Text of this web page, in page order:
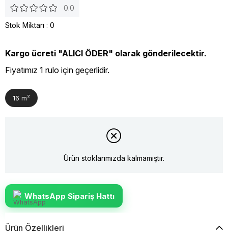
0.0
Stok Miktarı : 0
Kargo ücreti "ALICI ÖDER" olarak gönderilecektir.
Fiyatımız 1 rulo için geçerlidir.
16 m²
Ürün stoklarımızda kalmamıştır.
WhatsApp Sipariş Hattı
Ürün Özellikleri